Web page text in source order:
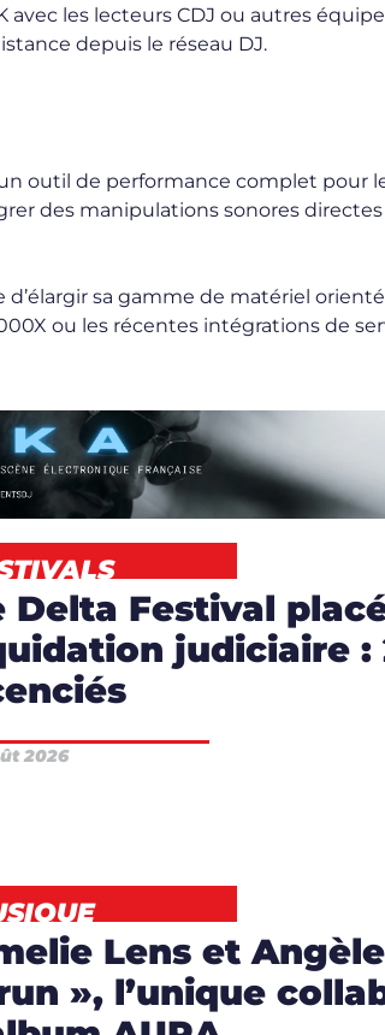
avec les lecteurs CDJ ou autres
depuis le réseau DJ.
outil de performance complet pour
des manipulations sonores directes
sa gamme de matériel
ou les récentes intégrations de
Delta Festival
judiciaire :
2026
Lens et
», l’unique